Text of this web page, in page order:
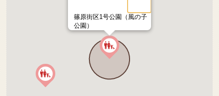
篠原街区1号公園（風の子
公園）